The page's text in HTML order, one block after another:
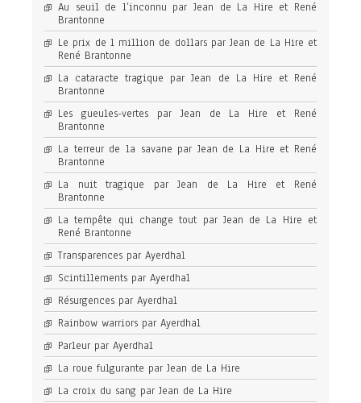
Au seuil de l’inconnu par Jean de La Hire et René
Brantonne
Le prix de 1 million de dollars par Jean de La Hire et
René Brantonne
La cataracte tragique par Jean de La Hire et René
Brantonne
Les gueules-vertes par Jean de La Hire et René
Brantonne
La terreur de la savane par Jean de La Hire et René
Brantonne
La nuit tragique par Jean de La Hire et René
Brantonne
La tempête qui change tout par Jean de La Hire et
René Brantonne
Transparences par Ayerdhal
Scintillements par Ayerdhal
Résurgences par Ayerdhal
Rainbow warriors par Ayerdhal
Parleur par Ayerdhal
La roue fulgurante par Jean de La Hire
La croix du sang par Jean de La Hire